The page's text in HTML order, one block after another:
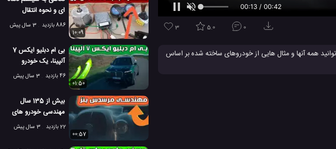
00:13 / 00:42
3 5.0 0
همه آنها و مثال هایی از خودروهای ساخته شده بر اساس
ای و نحوه انتقال
قدرت موتور خودرو
886 بازدید
3 سال پیش
10:09
بی ام دبلیو ایکس 7
آلپینا، یک خودرو
بسیار لوکس
46 بازدید
3 سال پیش
01:50
بیش از 135 سال
مهندسی خودرو های
شرکت مرسدس بنز
22 بازدید
3 سال پیش
00:57